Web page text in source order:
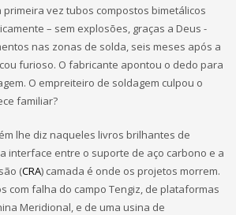
primeira vez tubos compostos bimetálicos
– sem explosões, graças a Deus -
nas zonas de solda, seis meses após a
furioso. O fabricante apontou o dedo para
O empreiteiro de soldagem culpou o
familiar?
lhe diz naqueles livros brilhantes de
interface entre o suporte de aço carbono e a
(CRA) camada é onde os projetos morrem.
com falha do campo Tengiz, de plataformas
Meridional, e de uma usina de